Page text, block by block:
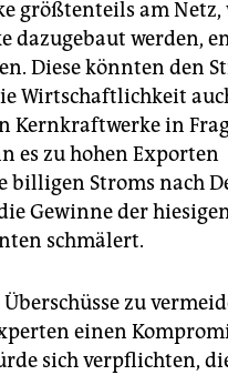
größtenteils am Netz,
dazugebaut werden,
Diese könnten den
Wirtschaftlichkeit
Kernkraftwerke in
es zu hohen Exporten
billigen Stroms nach
Gewinne der
schmälert.
zu
einen
sich verpflichten,